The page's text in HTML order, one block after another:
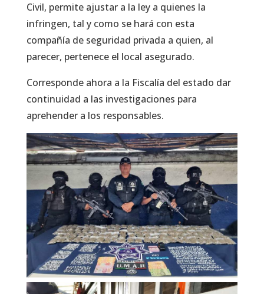
Civil, permite ajustar a la ley a quienes la
infringen, tal y como se hará con esta
compañía de seguridad privada a quien, al
parecer, pertenece el local asegurado.
Corresponde ahora a la Fiscalía del estado dar
continuidad a las investigaciones para
aprehender a los responsables.